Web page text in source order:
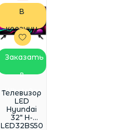
В
корзину
Заказать
в
WhatsApp
Телевизор
LED
Hyundai
32" H-
LED32BS50